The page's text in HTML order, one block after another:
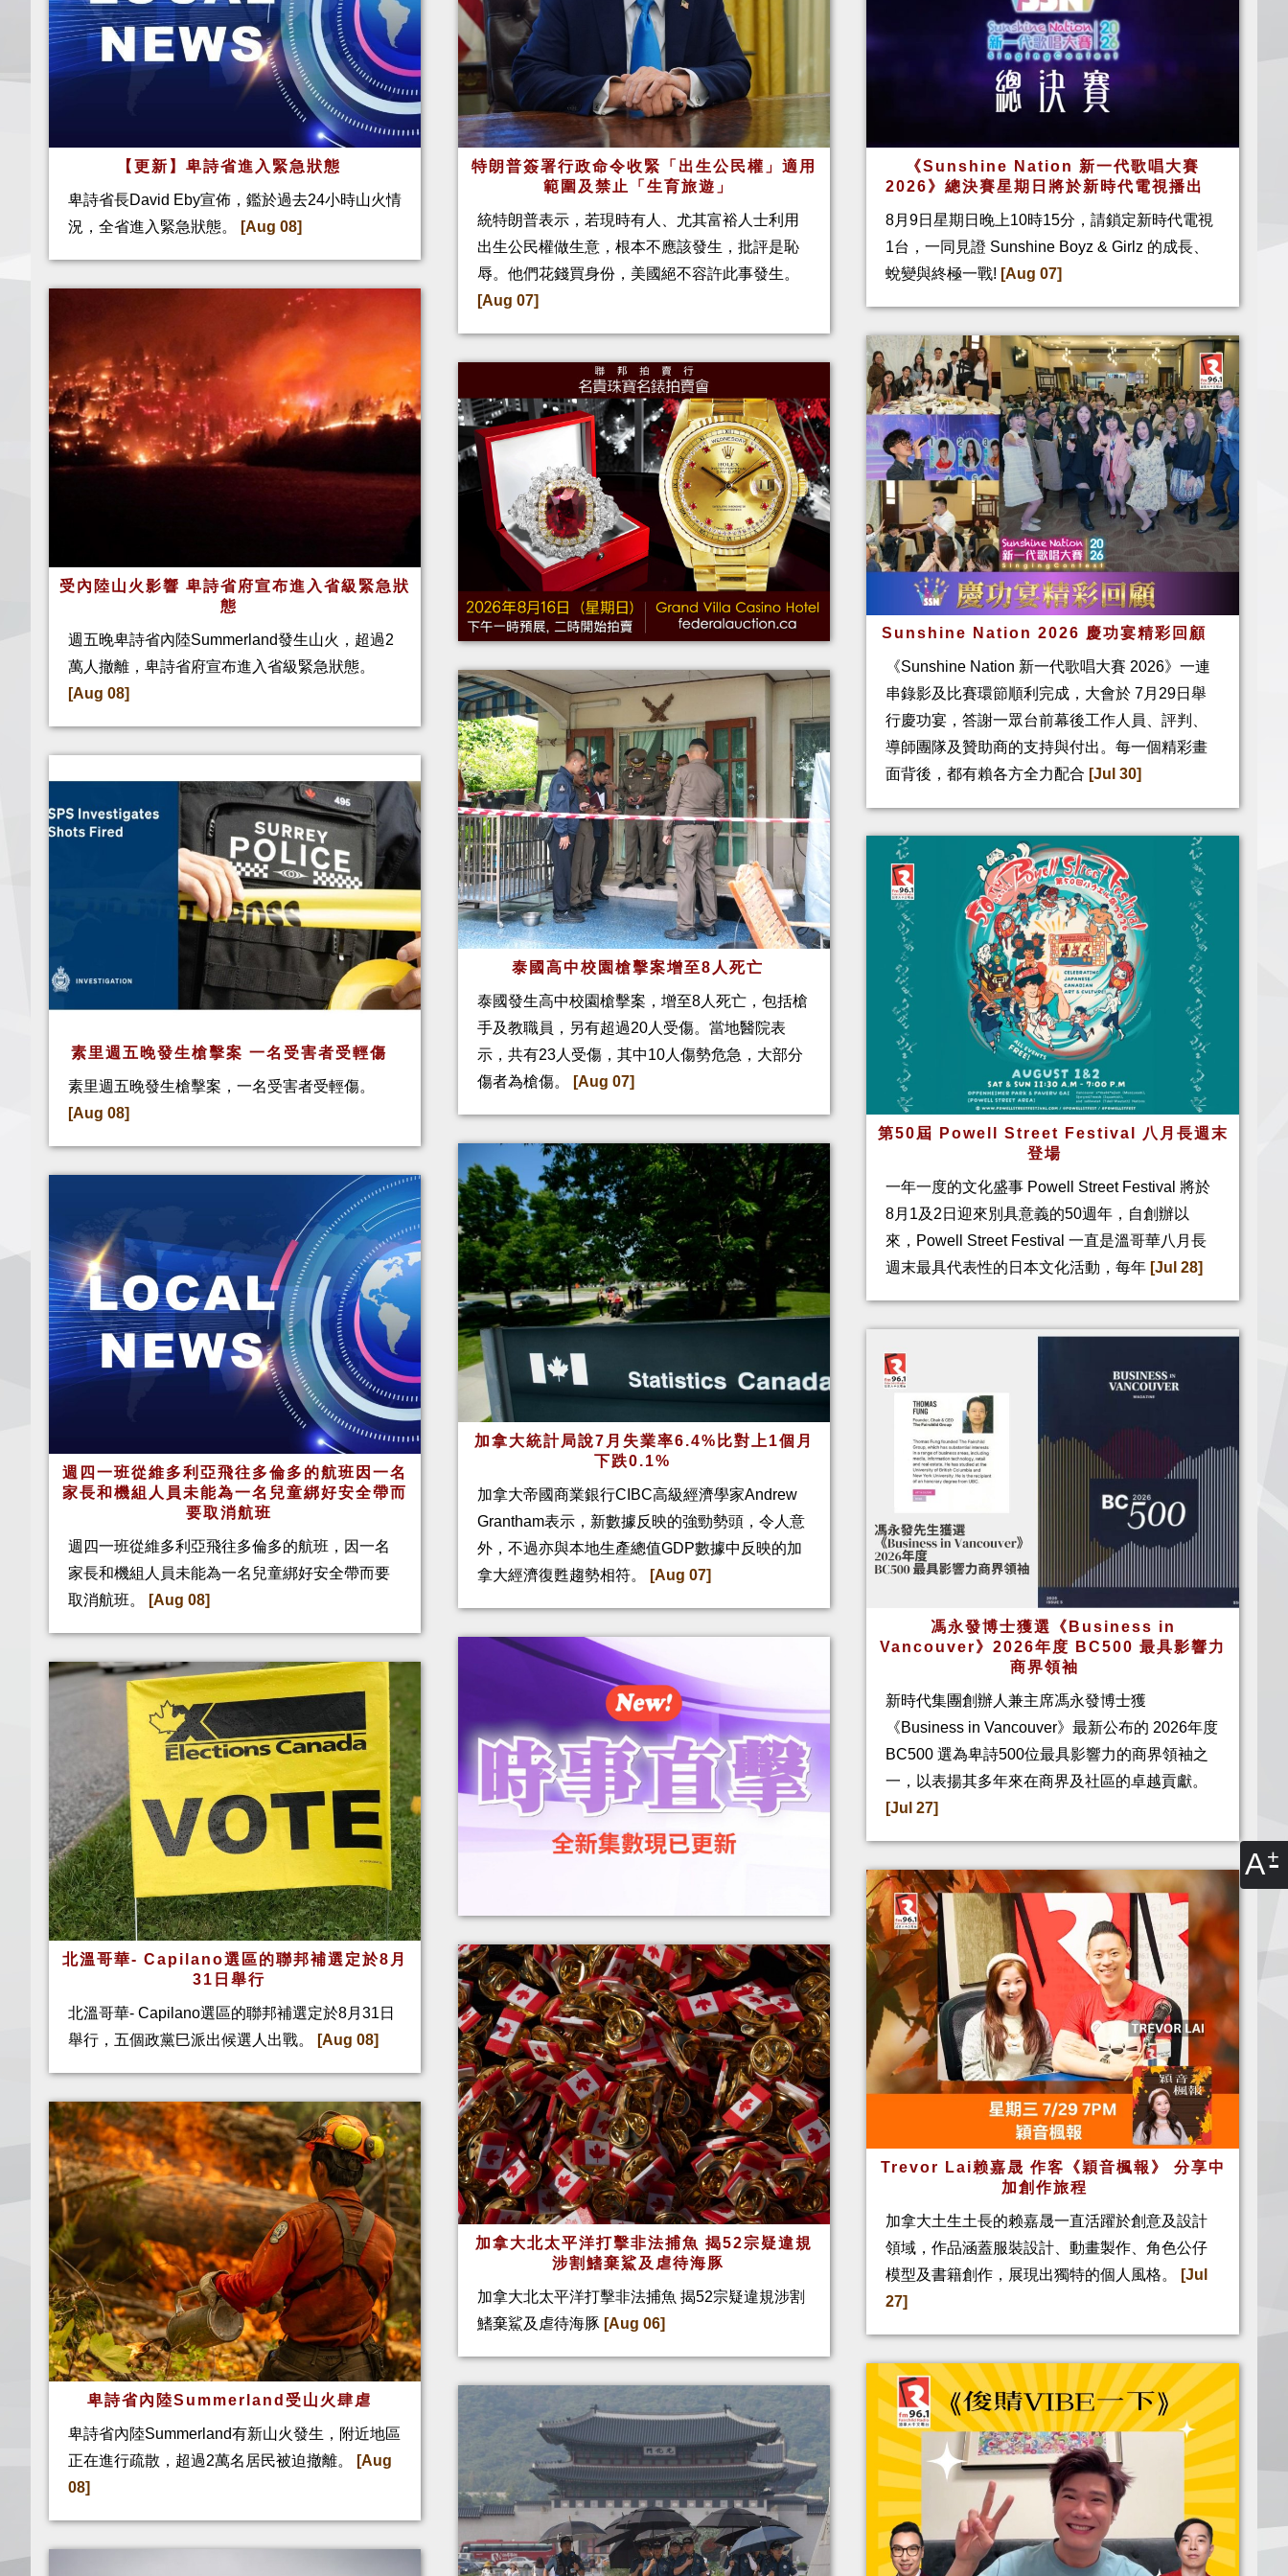
A
【更新】卑詩省進入緊急狀態
卑詩省長David Eby宣佈，鑑於過去24小時山火情
況，全省進入緊急狀態。
[Aug 08]
受內陸山火影響 卑詩省府宣布進入省級緊急狀
態
週五晚卑詩省內陸Summerland發生山火，超過2
萬人撤離，卑詩省府宣布進入省級緊急狀態。
[Aug 08]
素里週五晚發生槍擊案 一名受害者受輕傷
素里週五晚發生槍擊案，一名受害者受輕傷。
[Aug 08]
週四一班從維多利亞飛往多倫多的航班因一名
家長和機組人員未能為一名兒童綁好安全帶而
要取消航班
週四一班從維多利亞飛往多倫多的航班，因一名
家長和機組人員未能為一名兒童綁好安全帶而要
取消航班。
[Aug 08]
北溫哥華- Capilano選區的聯邦補選定於8月
31日舉行
北溫哥華- Capilano選區的聯邦補選定於8月31日
舉行，五個政黨巳派出候選人出戰。
[Aug 08]
卑詩省內陸Summerland受山火肆虐
卑詩省內陸Summerland有新山火發生，附近地區
正在進行疏散，超過2萬名居民被迫撤離。
[Aug
08]
特朗普簽署行政命令收緊「出生公民權」適用
範圍及禁止「生育旅遊」
統特朗普表示，若現時有人、尤其富裕人士利用
出生公民權做生意，根本不應該發生，批評是恥
辱。他們花錢買身份，美國絕不容許此事發生。
[Aug 07]
泰國高中校園槍擊案增至8人死亡
泰國發生高中校園槍擊案，增至8人死亡，包括槍
手及教職員，另有超過20人受傷。當地醫院表
示，共有23人受傷，其中10人傷勢危急，大部分
傷者為槍傷。
[Aug 07]
加拿大統計局說7月失業率6.4%比對上1個月
下跌0.1%
加拿大帝國商業銀行CIBC高級經濟學家Andrew
Grantham表示，新數據反映的強勁勢頭，令人意
外，不過亦與本地生產總值GDP數據中反映的加
拿大經濟復甦趨勢相符。
[Aug 07]
加拿大北太平洋打擊非法捕魚 揭52宗疑違規
涉割鰭棄鯊及虐待海豚
加拿大北太平洋打擊非法捕魚 揭52宗疑違規涉割
鰭棄鯊及虐待海豚 [Aug 06]
《Sunshine Nation 新一代歌唱大賽
2026》總決賽星期日將於新時代電視播出
8月9日星期日晚上10時15分，請鎖定新時代電視
1台，一同見證 Sunshine Boyz & Girlz 的成長、
蛻變與終極一戰! [Aug 07]
Sunshine Nation 2026 慶功宴精彩回顧
《Sunshine Nation 新一代歌唱大賽 2026》一連
串錄影及比賽環節順利完成，大會於 7月29日舉
行慶功宴，答謝一眾台前幕後工作人員、評判、
導師團隊及贊助商的支持與付出。每一個精彩畫
面背後，都有賴各方全力配合 [Jul 30]
第50屆 Powell Street Festival 八月長週末
登場
一年一度的文化盛事 Powell Street Festival 將於
8月1及2日迎來別具意義的50週年，自創辦以
來，Powell Street Festival 一直是溫哥華八月長
週末最具代表性的日本文化活動，每年 [Jul 28]
馮永發博士獲選《Business in
Vancouver》2026年度 BC500 最具影響力
商界領袖
新時代集團創辦人兼主席馮永發博士獲
《Business in Vancouver》最新公布的 2026年度
BC500 選為卑詩500位最具影響力的商界領袖之
一，以表揚其多年來在商界及社區的卓越貢獻。
[Jul 27]
Trevor Lai赖嘉晟 作客《穎音楓報》 分享中
加創作旅程
加拿大土生土長的赖嘉晟一直活躍於創意及設計
領域，作品涵蓋服裝設計、動畫製作、角色公仔
模型及書籍創作，展現出獨特的個人風格。
[Jul
27]